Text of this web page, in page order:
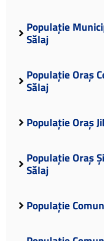
Populație
Sălaj
Populație Oraș
Sălaj
Populație Oraș
Populație Oraș
Sălaj
Populație